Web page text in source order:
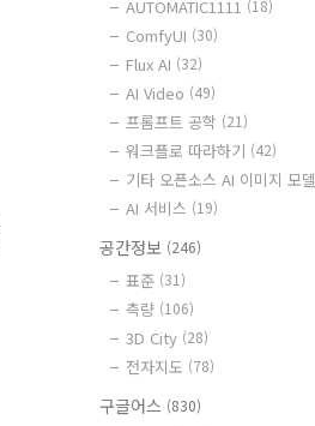
AUTOMATIC1111 (18)
ComfyUI (30)
Flux AI (32)
AI Video (49)
프롬프트 공학 (21)
워크플로 따라하기 (42)
기타 오픈소스 AI 이미지 모델
AI 서비스 (19)
공간정보 (246)
표준 (31)
측량 (106)
3D City (28)
전자지도 (78)
구글어스 (830)